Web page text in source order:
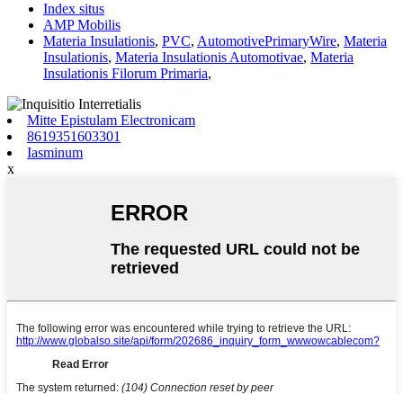
Index situs
AMP Mobilis
Materia Insulationis, PVC, AutomotivePrimaryWire, Materia
Insulationis, Materia Insulationis Automotivae, Materia
Insulationis Filorum Primaria,
Mitte Epistulam Electronicam
8619351603301
Iasminum
x